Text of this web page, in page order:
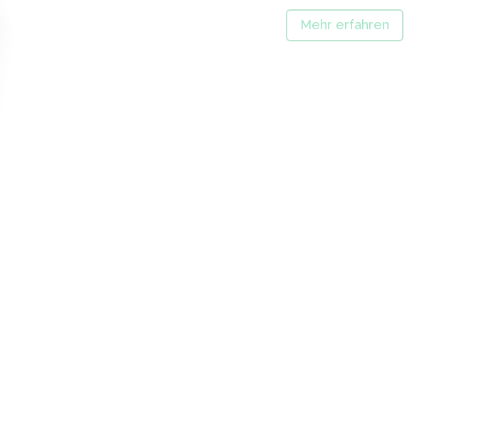
Mehr erfahren